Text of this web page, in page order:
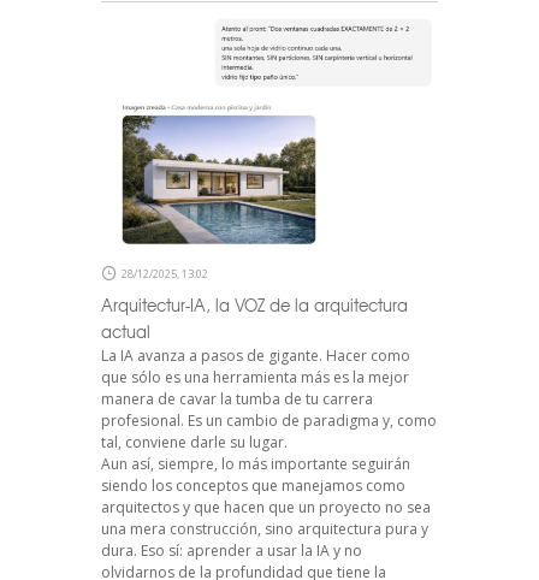
28/12/2025, 13:02
Arquitectur-IA, la VOZ de la arquitectura
actual
La IA avanza a pasos de gigante. Hacer como
que sólo es una herramienta más es la mejor
manera de cavar la tumba de tu carrera
profesional. Es un cambio de paradigma y, como
tal, conviene darle su lugar.
Aun así, siempre, lo más importante seguirán
siendo los conceptos que manejamos como
arquitectos y que hacen que un proyecto no sea
una mera construcción, sino arquitectura pura y
dura. Eso sí: aprender a usar la IA y no
olvidarnos de la profundidad que tiene la